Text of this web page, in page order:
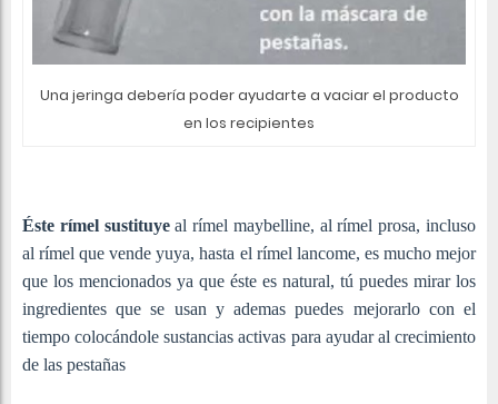
Una jeringa debería poder ayudarte a vaciar el producto
en los recipientes
Éste rímel sustituyeal rímel maybelline, al rímel prosa, incluso
al rímel que vende yuya, hasta el rímel lancome, es mucho mejor
que los mencionados ya que éste es natural, tú puedes mirar los
ingredientes que se usan y ademas puedes mejorarlo con el
tiempo colocándole sustancias activas para ayudar al crecimiento
de las pestañas